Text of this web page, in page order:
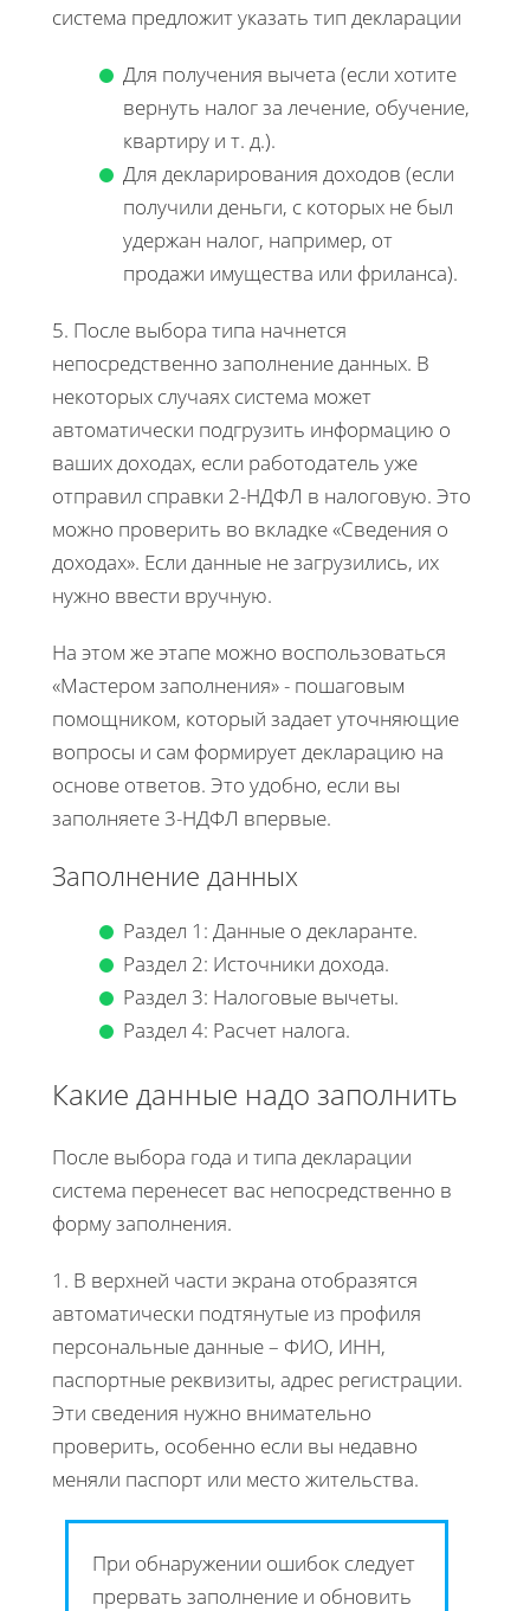
система предложит указать тип декларации
Для получения вычета (если хотите
вернуть налог за лечение, обучение,
квартиру и т. д.).
Для декларирования доходов (если
получили деньги, с которых не был
удержан налог, например, от
продажи имущества или фриланса).
5. После выбора типа начнется
непосредственно заполнение данных. В
некоторых случаях система может
автоматически подгрузить информацию о
ваших доходах, если работодатель уже
отправил справки 2-НДФЛ в налоговую. Это
можно проверить во вкладке «Сведения о
доходах». Если данные не загрузились, их
нужно ввести вручную.
На этом же этапе можно воспользоваться
«Мастером заполнения» - пошаговым
помощником, который задает уточняющие
вопросы и сам формирует декларацию на
основе ответов. Это удобно, если вы
заполняете 3-НДФЛ впервые.
Заполнение данных
Раздел 1: Данные о декларанте.
Раздел 2: Источники дохода.
Раздел 3: Налоговые вычеты.
Раздел 4: Расчет налога.
Какие данные надо заполнить
После выбора года и типа декларации
система перенесет вас непосредственно в
форму заполнения.
1. В верхней части экрана отобразятся
автоматически подтянутые из профиля
персональные данные – ФИО, ИНН,
паспортные реквизиты, адрес регистрации.
Эти сведения нужно внимательно
проверить, особенно если вы недавно
меняли паспорт или место жительства.
При обнаружении ошибок следует
прервать заполнение и обновить